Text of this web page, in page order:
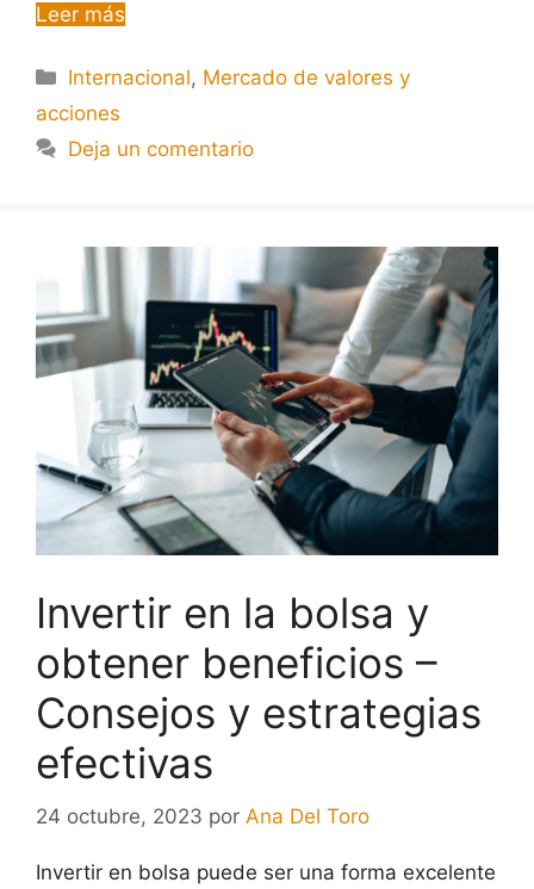
Leer más
Internacional, Mercado de valores y
acciones
Deja un comentario
Invertir en la bolsa y
obtener beneficios –
Consejos y estrategias
efectivas
24 octubre, 2023 por Ana Del Toro
Invertir en bolsa puede ser una forma excelente